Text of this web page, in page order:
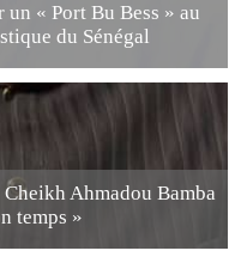
« Port Bu Bess » au
du Sénégal
Ahmadou Bamba
temps »